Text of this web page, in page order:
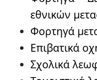
εθνικών
Φορτηγά
Επιβατικά
Σχολικά